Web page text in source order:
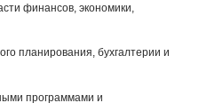
финансов, экономики,
планирования, бухгалтерии и
программами и